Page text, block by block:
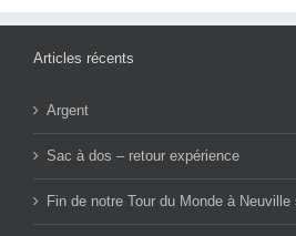
Articles récents
Argent
Sac à dos – retour expérience
Fin de notre Tour du Monde à Neuville